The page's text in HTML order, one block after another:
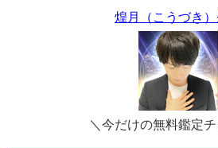
煌月（こうづき
＼今だけの無料鑑定